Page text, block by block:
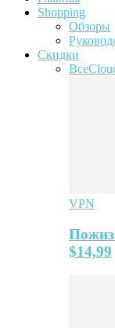
Shopping
Обзоры
Скидки
Все
VPN
$14,99